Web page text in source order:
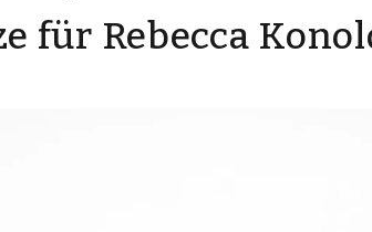
für Rebecca